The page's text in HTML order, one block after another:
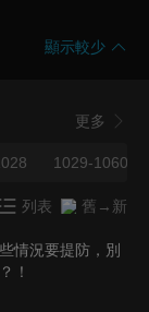
顯示較少
更多
1029-1060
列表 舊→新
情況要提防，別
！